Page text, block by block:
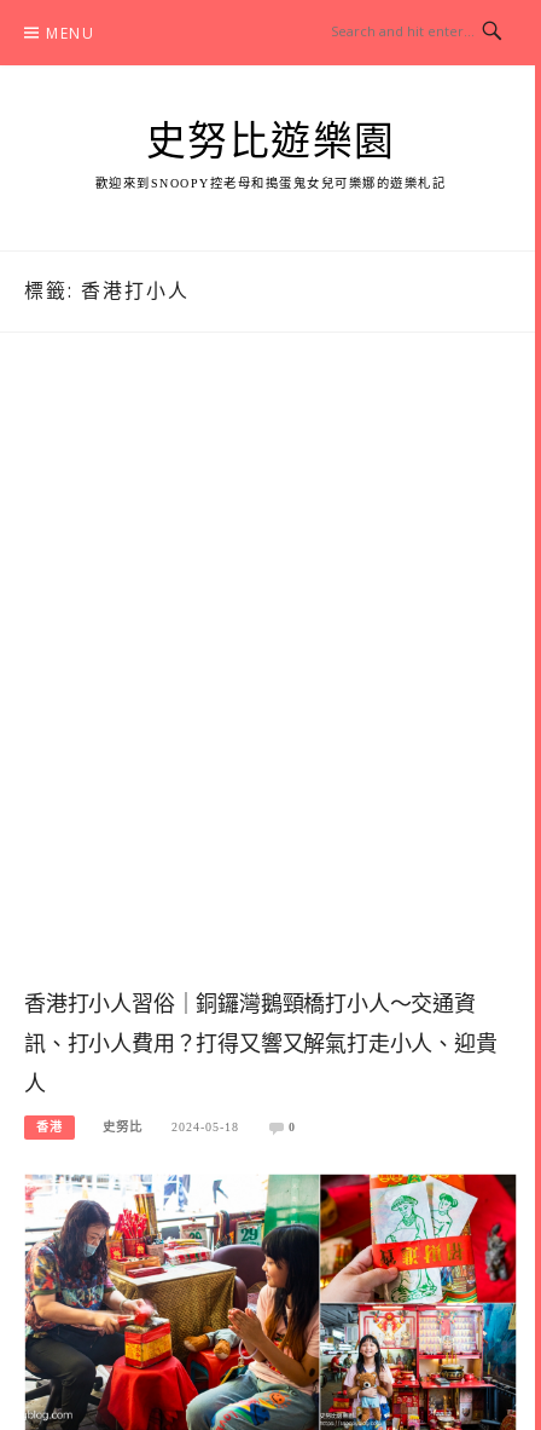
content
MENU
史努比遊樂園
歡迎來到SNOOPY控老母和搗蛋鬼女兒可樂娜的遊樂札記
標籤: 香港打小人
香港打小人習俗｜銅鑼灣鵝頸橋打小人～交通資
訊、打小人費用？打得又響又解氣打走小人、迎貴
人
香港 史努比 2024-05-18 0